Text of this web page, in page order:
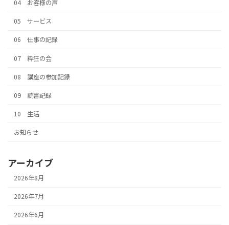
04 お客様の声
05 サービス
06 仕事の記録
07 粋狂の会
08 講座の参加記録
09 読書記録
10 生活
お知らせ
アーカイブ
2026年8月
2026年7月
2026年6月